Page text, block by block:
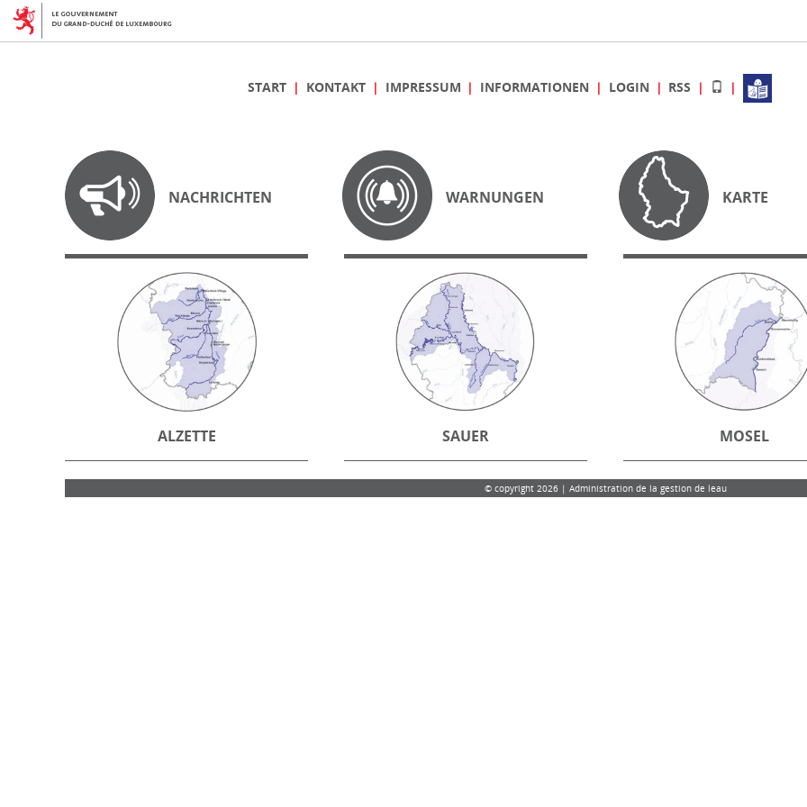
START KONTAKT IMPRESSUM INFORMATIONEN LOGIN RSS
NACHRICHTEN WARNUNGEN KARTE
ALZETTE SAUER MOSEL
© copyright 2026 | Administration de la gestion de leau